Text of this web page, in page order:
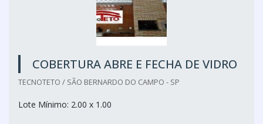
COBERTURA ABRE E FECHA DE VIDRO
TECNOTETO / SÃO BERNARDO DO CAMPO - SP
Lote Mínimo: 2.00 x 1.00